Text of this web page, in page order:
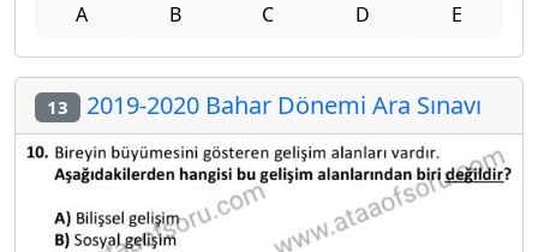
A B C D E
13 2019-2020 Bahar Dönemi Ara Sınavı